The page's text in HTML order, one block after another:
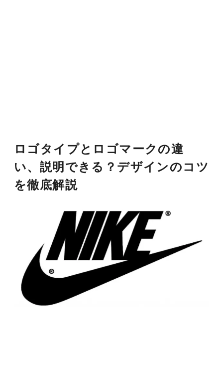
ロゴタイプとロゴマークの違
い、説明できる？デザインのコツ
を徹底解説